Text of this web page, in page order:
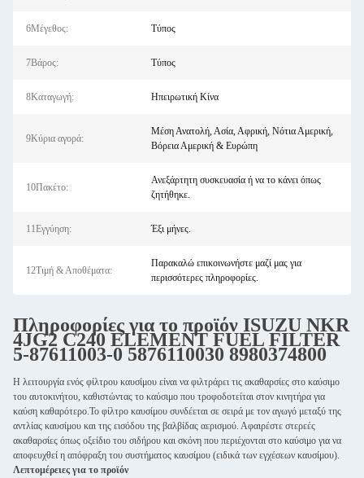
6Μέγεθος: Τύπος
7Βάρος: Τύπος
8Καταγωγή: Ηπειρωτική Κίνα
9Κύρια αγορά:
Μέση Ανατολή, Ασία, Αφρική, Νότια Αμερική,
Βόρεια Αμερική & Ευρώπη
10Πακέτο:
Ανεξάρτητη συσκευασία ή να το κάνει όπως
ζητήθηκε.
11Εγγύηση: Έξι μήνες.
12Τιμή & Αποθέματα:
Παρακαλώ επικοινωνήστε μαζί μας για
περισσότερες πληροφορίες.
Πληροφορίες για το προϊόν ISUZU NKR
4JG2 C240 ELEMENT FUEL FILTER
5-87611003-0 5876110030 8980374800
Η λειτουργία ενός φίλτρου καυσίμου είναι να φιλτράρει τις ακαθαρσίες στο καύσιμο
του αυτοκινήτου, καθιστώντας το καύσιμο που τροφοδοτείται στον κινητήρα για
καύση καθαρότερο.Το φίλτρο καυσίμου συνδέεται σε σειρά με τον αγωγό μεταξύ της
αντλίας καυσίμου και της εισόδου της βαλβίδας αερισμού. Αφαιρέστε στερεές
ακαθαρσίες όπως οξείδιο του σιδήρου και σκόνη που περιέχονται στο καύσιμο για να
αποφευχθεί η απόφραξη του συστήματος καυσίμου (ειδικά των εγχέσεων καυσίμου).
Λεπτομέρειες για το προϊόν